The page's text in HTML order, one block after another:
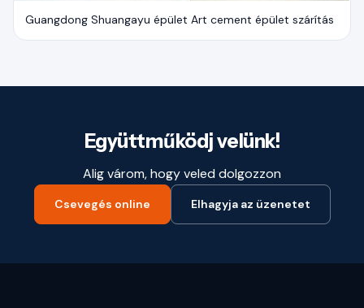
Guangdong Shuangayu épület Art cement épület szárítás
Együttműködj velünk!
Alig várom, hogy veled dolgozzon
Csevegés online Elhagyja az üzenetet